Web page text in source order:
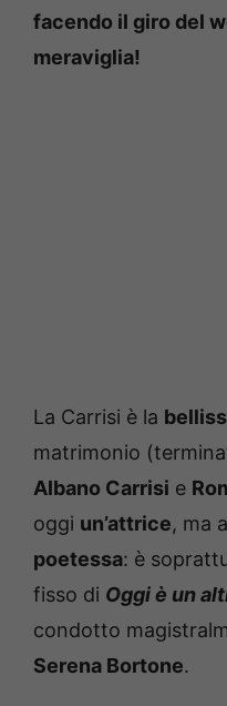
facendo il giro del
meraviglia!
La Carrisi è la
matrimonio
Albano Carrisi e
oggi un’attrice, ma
poetessa: è
fisso di Oggi è un
condotto
Serena Bortone.